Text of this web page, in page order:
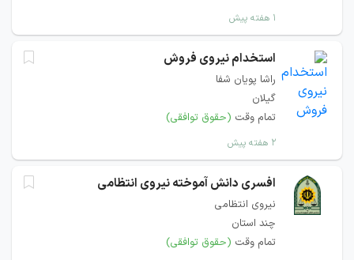
۱ هفته پیش
استخدام نیروی فروش
راشا پویان شفا
گیلان
تمام وقت (حقوق توافقی)
۲ هفته پیش
افسری دانش آموخته نیروی انتظامی
نیروی انتظامی
چند استان
تمام وقت (حقوق توافقی)